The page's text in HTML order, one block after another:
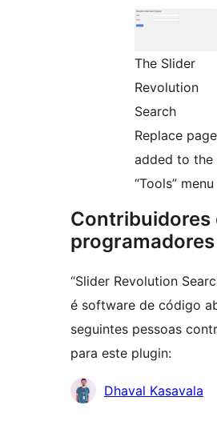
The Slider
Revolution
Search
Replace page
added to the
“Tools” menu
Contribuidores
programadores
“Slider Revolution
é software de código
seguintes pessoas
para este plugin:
Contribuidores
Dhaval Kasavala